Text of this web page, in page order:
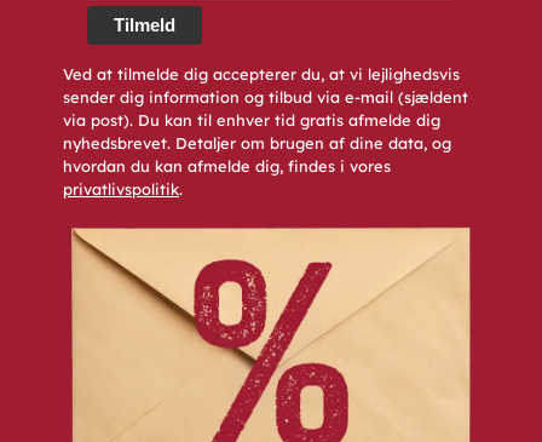
Tilmeld
Ved at tilmelde dig accepterer du, at vi lejlighedsvis
sender dig information og tilbud via e-mail (sjældent
via post). Du kan til enhver tid gratis afmelde dig
nyhedsbrevet. Detaljer om brugen af dine data, og
hvordan du kan afmelde dig, findes i vores
privatlivspolitik.